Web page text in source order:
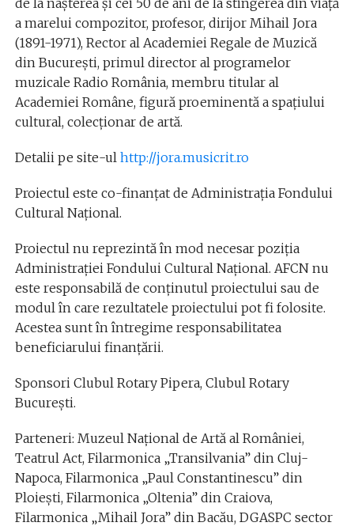
a marelui compozitor, profesor, dirijor Mihail Jora
(1891-1971), Rector al Academiei Regale de Muzică
din București, primul director al programelor
muzicale Radio România, membru titular al
Academiei Române, figură proeminentă a spațiului
cultural, colecționar de artă.
Detalii pe site-ul http://jora.musicrit.ro
Proiectul este co-finanțat de Administrația Fondului
Cultural Național.
Proiectul nu reprezintă în mod necesar poziția
Administrației Fondului Cultural Național. AFCN nu
este responsabilă de conținutul proiectului sau de
modul în care rezultatele proiectului pot fi folosite.
Acestea sunt în întregime responsabilitatea
beneficiarului finanțării.
Sponsori Clubul Rotary Pipera, Clubul Rotary
București.
Parteneri: Muzeul Național de Artă al României,
Teatrul Act, Filarmonica „Transilvania” din Cluj-
Napoca, Filarmonica „Paul Constantinescu” din
Ploiești, Filarmonica „Oltenia” din Craiova,
Filarmonica „Mihail Jora” din Bacău, DGASPC sector